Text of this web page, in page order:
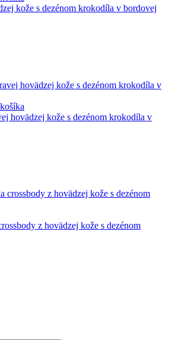
kože s dezénom krokodíla v bordovej
hovädzej kože s dezénom krokodíla v
z hovädzej kože s dezénom